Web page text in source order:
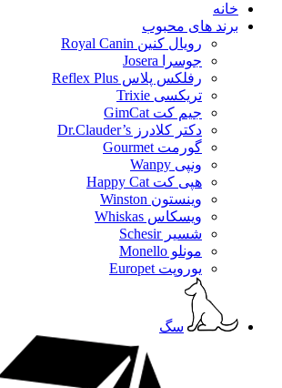
خانه
برند های محبوب
رویال کنین Royal Canin
جوسرا Josera
رفلکس پلاس Reflex Plus
تریکسی Trixie
جیم کت GimCat
دکتر کلادرز Dr.Clauder’s
گورمت Gourmet
ونپی Wanpy
هپی کت Happy Cat
وینستون Winston
ویسکاس Whiskas
شسیر Schesir
مونلو Monello
یوروپت Europet
سگ